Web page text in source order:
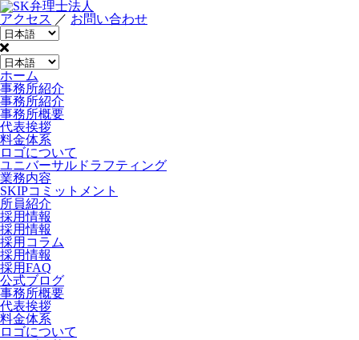
アクセス ／ お問い合わせ
ホーム
事務所紹介
事務所紹介
事務所概要
代表挨拶
料金体系
ロゴについて
ユニバーサルドラフティング
業務内容
SKIPコミットメント
所員紹介
採用情報
採用情報
採用コラム
採用情報
採用FAQ
公式ブログ
事務所概要
代表挨拶
料金体系
ロゴについて